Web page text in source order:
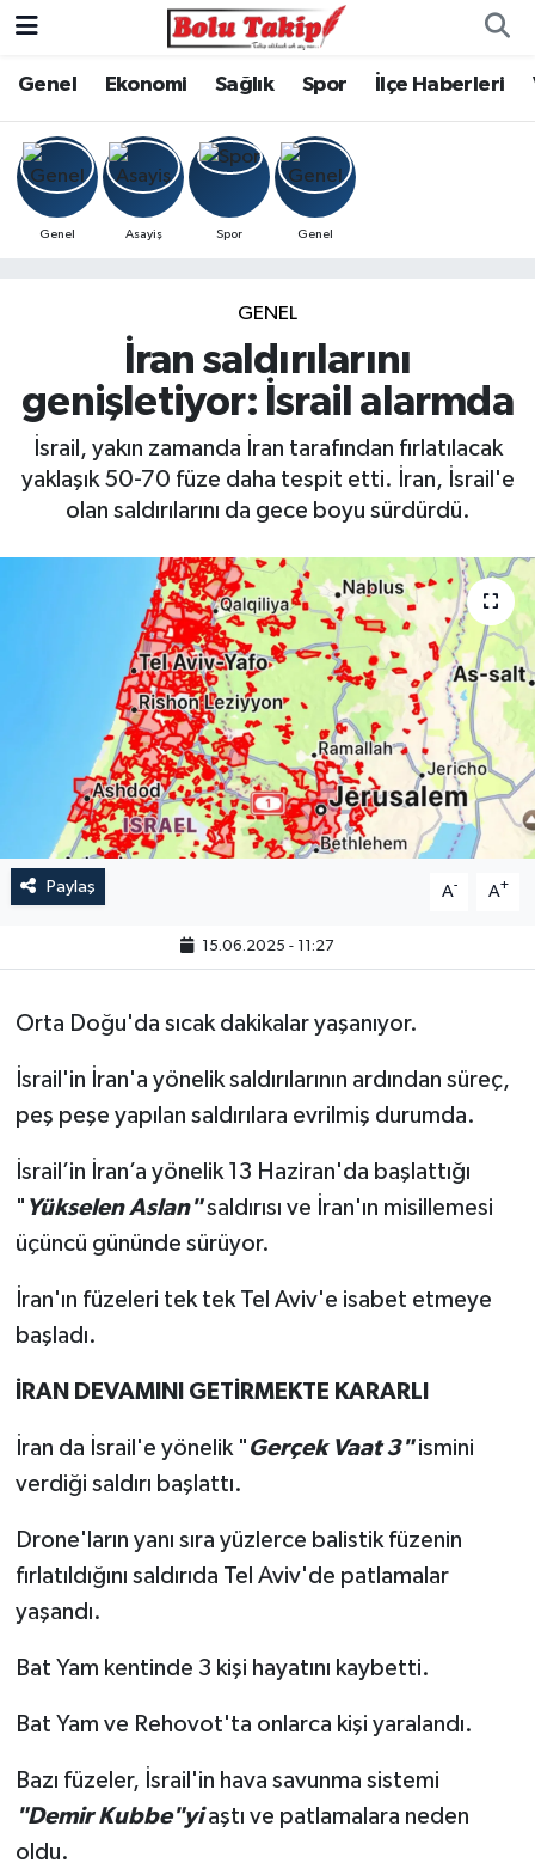
Genel Ekonomi Sağlık Spor İlçe Haberleri
Genel Asayiş Spor Genel
GENEL
İran saldırılarını
genişletiyor: İsrail alarmda
İsrail, yakın zamanda İran tarafından fırlatılacak
yaklaşık 50-70 füze daha tespit etti. İran, İsrail'e
olan saldırılarını da gece boyu sürdürdü.
Paylaş A- A+
15.06.2025 - 11:27
Orta Doğu'da sıcak dakikalar yaşanıyor.
İsrail'in İran'a yönelik saldırılarının ardından süreç,
peş peşe yapılan saldırılara evrilmiş durumda.
İsrail’in İran’a yönelik 13 Haziran'da başlattığı
" Yükselen Aslan"saldırısı ve İran'ın misillemesi
üçüncü gününde sürüyor.
İran'ın füzeleri tek tek Tel Aviv'e isabet etmeye
başladı.
İRAN DEVAMINI GETİRMEKTE KARARLI
İran da İsrail'e yönelik " Gerçek Vaat 3"ismini
verdiği saldırı başlattı.
Drone'ların yanı sıra yüzlerce balistik füzenin
fırlatıldığını saldırıda Tel Aviv'de patlamalar
yaşandı.
Bat Yam kentinde 3 kişi hayatını kaybetti.
Bat Yam ve Rehovot'ta onlarca kişi yaralandı.
Bazı füzeler, İsrail'in hava savunma sistemi
"Demir Kubbe"yiaştı ve patlamalara neden
oldu.